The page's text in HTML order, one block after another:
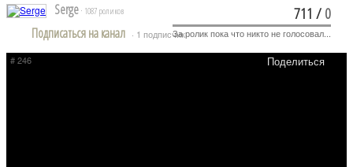
Serge · 1087 роликов
Подписаться на канал · 1 подписчик
# 246 Поделиться
711 /0
За ролик пока что никто не голосовал...